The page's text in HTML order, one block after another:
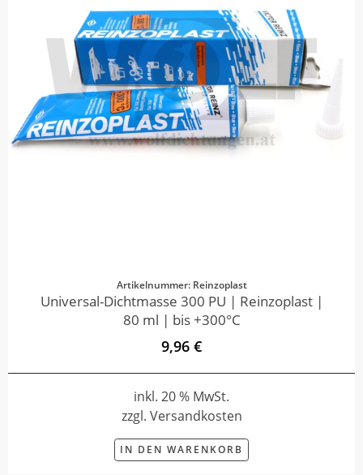
Artikelnummer: Reinzoplast
Universal-Dichtmasse 300 PU | Reinzoplast |
80 ml | bis +300°C
9,96 €
inkl. 20 % MwSt.
zzgl. Versandkosten
IN DEN WARENKORB